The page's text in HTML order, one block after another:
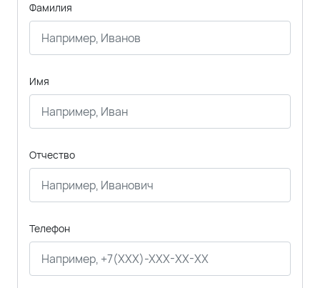
Фамилия
Имя
Отчество
Телефон